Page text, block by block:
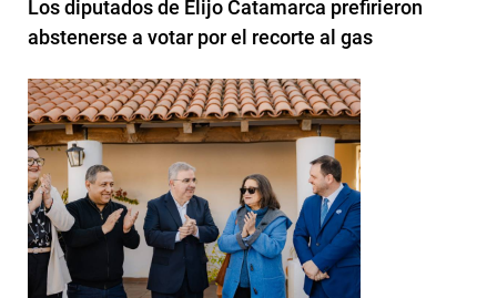
Los diputados de Elijo Catamarca prefirieron
abstenerse a votar por el recorte al gas